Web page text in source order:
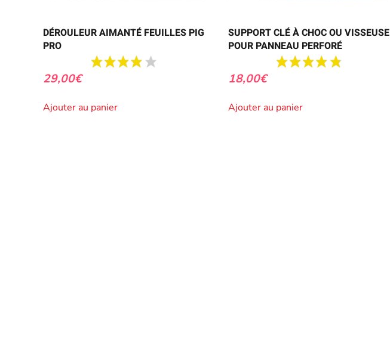
DÉROULEUR AIMANTÉ FEUILLES PIG
PRO
29,00€
Ajouter au panier
SUPPORT CLÉ À CHOC OU VISSEUSE
POUR PANNEAU PERFORÉ
18,00€
Ajouter au panier